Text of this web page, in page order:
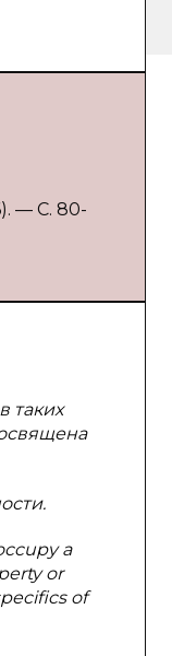
— С. 80-
таких
a
or
of